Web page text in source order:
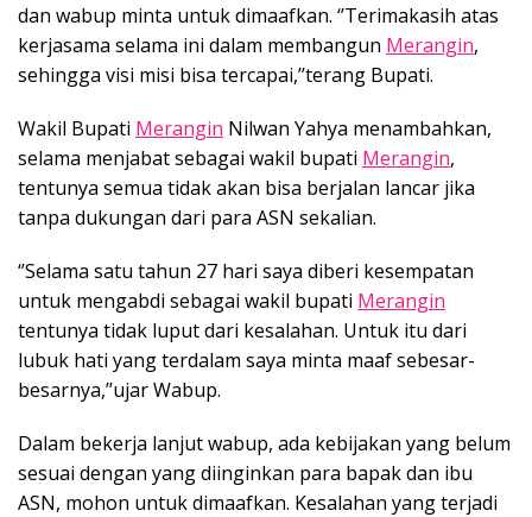
dan wabup minta untuk dimaafkan. ‘’Terimakasih atas
kerjasama selama ini dalam membangun Merangin,
sehingga visi misi bisa tercapai,’’terang Bupati.
Wakil Bupati Merangin Nilwan Yahya menambahkan,
selama menjabat sebagai wakil bupati Merangin,
tentunya semua tidak akan bisa berjalan lancar jika
tanpa dukungan dari para ASN sekalian.
‘’Selama satu tahun 27 hari saya diberi kesempatan
untuk mengabdi sebagai wakil bupati Merangin
tentunya tidak luput dari kesalahan. Untuk itu dari
lubuk hati yang terdalam saya minta maaf sebesar-
besarnya,’’ujar Wabup.
Dalam bekerja lanjut wabup, ada kebijakan yang belum
sesuai dengan yang diinginkan para bapak dan ibu
ASN, mohon untuk dimaafkan. Kesalahan yang terjadi